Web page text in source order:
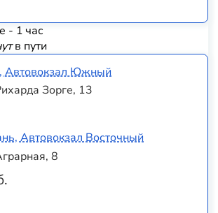
- 1 час
в пути
Автовокзал Южный
Зорге, 13
Автовокзал Восточный
8